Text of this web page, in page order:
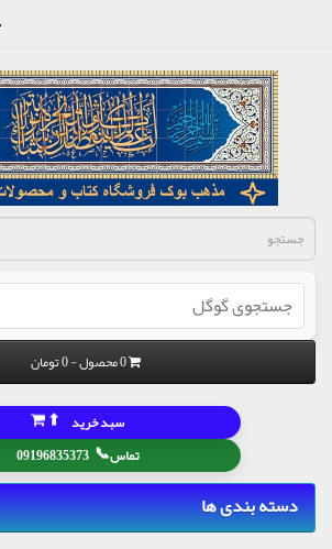
0 محصول - 0 تومان
تماس📞
09196835373
سبد خرید ⬆
دسته بندی ها